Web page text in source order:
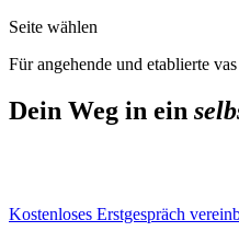
Seite wählen
Für angehende und etablierte vas
Dein Weg in ein
Kostenloses Erstgespräch